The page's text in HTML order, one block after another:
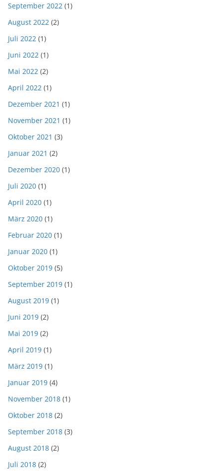
September 2022 (1)
August 2022 (2)
Juli 2022 (1)
Juni 2022 (1)
Mai 2022 (2)
April 2022 (1)
Dezember 2021 (1)
November 2021 (1)
Oktober 2021 (3)
Januar 2021 (2)
Dezember 2020 (1)
Juli 2020 (1)
April 2020 (1)
März 2020 (1)
Februar 2020 (1)
Januar 2020 (1)
Oktober 2019 (5)
September 2019 (1)
August 2019 (1)
Juni 2019 (2)
Mai 2019 (2)
April 2019 (1)
März 2019 (1)
Januar 2019 (4)
November 2018 (1)
Oktober 2018 (2)
September 2018 (3)
August 2018 (2)
Juli 2018 (2)